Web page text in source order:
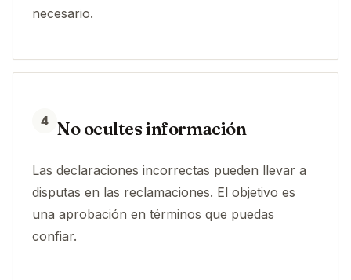
necesario.
4 No ocultes información
Las declaraciones incorrectas pueden llevar a
disputas en las reclamaciones. El objetivo es
una aprobación en términos que puedas
confiar.